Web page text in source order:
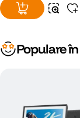
Populare